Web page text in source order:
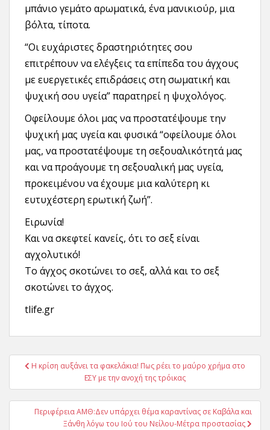
μπάνιο γεμάτο αρωματικά, ένα μανικιούρ, μια
βόλτα, τίποτα.
“Οι ευχάριστες δραστηριότητες σου
επιτρέπουν να ελέγξεις τα επίπεδα του άγχους
με ευεργετικές επιδράσεις στη σωματική και
ψυχική σου υγεία” παρατηρεί η ψυχολόγος.
Οφείλουμε όλοι μας να προστατέψουμε την
ψυχική μας υγεία και φυσικά “οφείλουμε όλοι
μας, να προστατέψουμε τη σεξουαλικότητά μας
και να προάγουμε τη σεξουαλική μας υγεία,
προκειμένου να έχουμε μια καλύτερη κι
ευτυχέστερη ερωτική ζωή”.
Ειρωνία!
Και να σκεφτεί κανείς, ότι το σεξ είναι
αγχολυτικό!
Το άγχος σκοτώνει το σεξ, αλλά και το σεξ
σκοτώνει το άγχος.
tlife.gr
Πλοήγηση
Η κρίση αυξάνει τα φακελάκια! Πως ρέει το μαύρο χρήμα στο
ΕΣΥ με την ανοχή της τρόικας
Περιφέρεια ΑΜΘ:Δεν υπάρχει θέμα καραντίνας σε Καβάλα και
Ξάνθη λόγω του Ιού του Νείλου-Μέτρα προστασίας